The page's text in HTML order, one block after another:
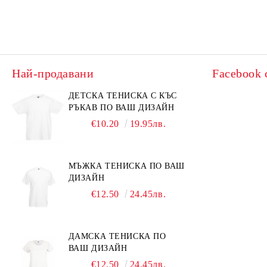
Най-продавани
ДЕТСКА ТЕНИСКА С КЪС
РЪКАВ ПО ВАШ ДИЗАЙН
€10.20 19.95лв.
МЪЖКА ТЕНИСКА ПО ВАШ
ДИЗАЙН
€12.50 24.45лв.
ДАМСКА ТЕНИСКА ПО
ВАШ ДИЗАЙН
€12.50 24.45лв.
Facebook